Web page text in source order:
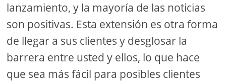
lanzamiento, y la mayoría de las noticias
son positivas. Esta extensión es otra forma
de llegar a sus clientes y desglosar la
barrera entre usted y ellos, lo que hace
que sea más fácil para posibles clientes